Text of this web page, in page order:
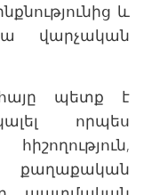
և
վարչական
պետք է
որպես